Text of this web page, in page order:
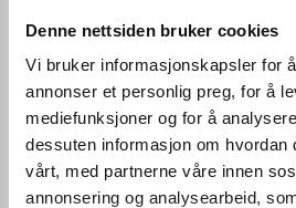
Denne nettsiden bruker cookies
Vi bruker informasjonskapsler for
annonser et personlig preg, for å
mediefunksjoner og for å
dessuten informasjon om hvordan
vårt, med partnerne våre innen
annonsering og analysearbeid,
LÆS MERE